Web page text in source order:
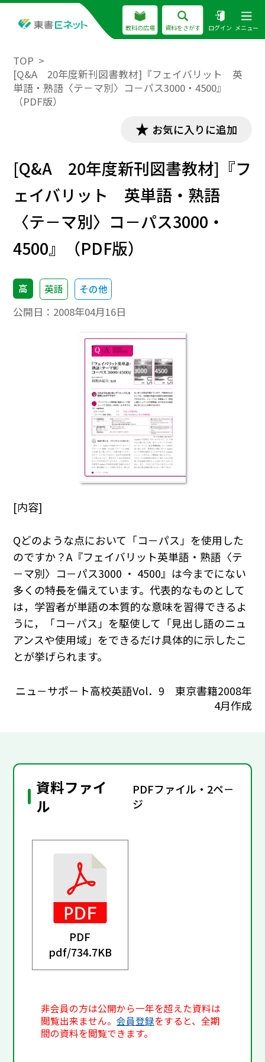
教科の広場 資料をさがす ログイン メニュー
TOP
[Q&A 20年度新刊図書教材]『フェイバリット 英
単語・熟語〈テ－マ別〉コ－パス3000・4500』
（PDF版）
お気に入りに追加
[Q&A 20年度新刊図書教材]『フ
ェイバリット 英単語・熟語
〈テ－マ別〉コ－パス3000・
4500』（PDF版）
高 英語 その他
公開日： 2008年04月16日
[内容]
Qどのような点において「コ－パス」を使用した
のですか？A『フェイバリット英単語・熟語〈テ
－マ別〉コ－パス3000 ・ 4500』は今までにない
多くの特長を備えています。代表的なものとして
は，学習者が単語の本質的な意味を習得できるよ
うに，「コ－パス」を駆使して「見出し語のニュ
アンスや使用域」をできるだけ具体的に示したこ
とが挙げられます。
ニュ－サポ－ト高校英語Vol．9 東京書籍2008年
4月作成
資料ファイ
ル
PDFファイル・2ペ－
ジ
PDF
pdf/734.7KB
非会員の方は公開から一年を超えた資料は
閲覧出来ません。会員登録をすると、全期
間の資料を閲覧できます。